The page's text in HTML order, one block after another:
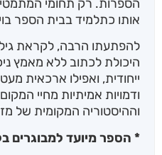
הספרות. רק תחומי
אותו כתלמיד בבית הספר
היכולת לכתוב ללא מאמץ
ייחודית, ואפילו ארכאית
ודמויות אמיתיות מחיי
וההיסטוריה המקומית של
* הספר מיועד למבוגרים